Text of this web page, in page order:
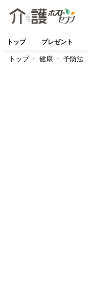
トップ プレゼント
トップ 健康 予防法